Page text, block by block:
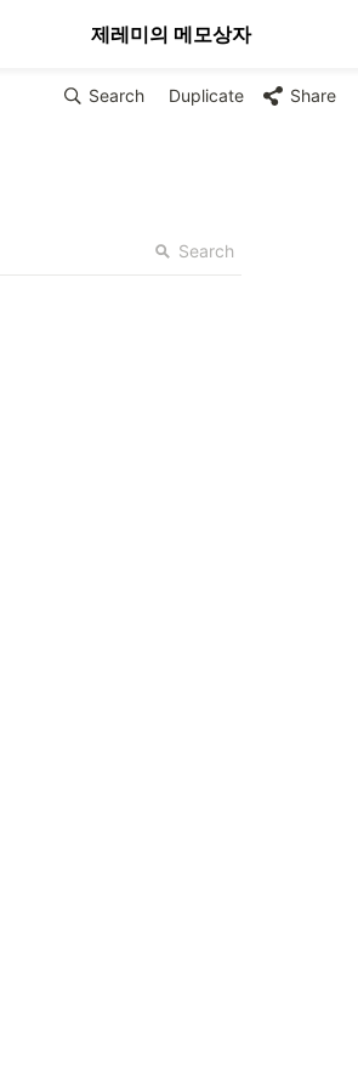
Search Duplicate Share
Search
제레미의 메모상자